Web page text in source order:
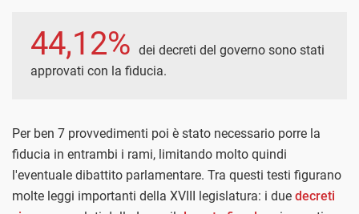
44,12% dei decreti del governo sono stati
approvati con la fiducia.
Per ben 7 provvedimenti poi è stato necessario porre la
fiducia in entrambi i rami, limitando molto quindi
l'eventuale dibattito parlamentare. Tra questi testi figurano
molte leggi importanti della XVIII legislatura: i due decreti